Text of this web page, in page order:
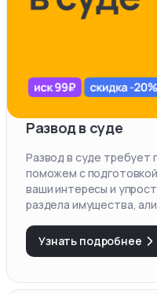
Развод в суде
Развод в суде требует
поможем с
ваши интересы и
раздела имущества,
Узнать подробнее